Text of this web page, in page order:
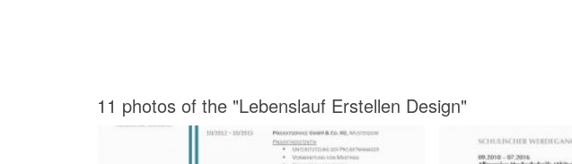
11 photos of the "Lebenslauf Erstellen Design"